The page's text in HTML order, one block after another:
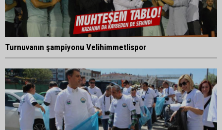
Turnuvanın şampiyonu Velihimmetlispor